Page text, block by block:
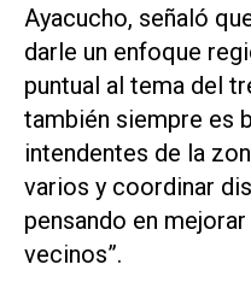
Ayacucho, señaló
darle un enfoque
puntual al tema del
también siempre es
intendentes de la
varios y coordinar
pensando en
vecinos”.